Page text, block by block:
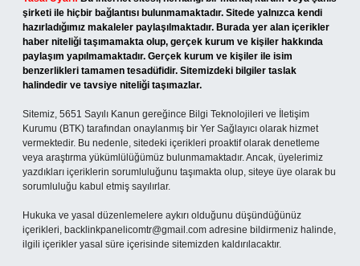
şirketi ile hiçbir bağlantısı bulunmamaktadır. Sitede yalnızca kendi
hazırladığımız makaleler paylaşılmaktadır. Burada yer alan içerikler
haber niteliği taşımamakta olup, gerçek kurum ve kişiler hakkında
paylaşım yapılmamaktadır. Gerçek kurum ve kişiler ile isim
benzerlikleri tamamen tesadüfidir. Sitemizdeki bilgiler taslak
halindedir ve tavsiye niteliği taşımazlar.
Sitemiz, 5651 Sayılı Kanun gereğince Bilgi Teknolojileri ve İletişim
Kurumu (BTK) tarafından onaylanmış bir Yer Sağlayıcı olarak hizmet
vermektedir. Bu nedenle, sitedeki içerikleri proaktif olarak denetleme
veya araştırma yükümlülüğümüz bulunmamaktadır. Ancak, üyelerimiz
yazdıkları içeriklerin sorumluluğunu taşımakta olup, siteye üye olarak bu
sorumluluğu kabul etmiş sayılırlar.
Hukuka ve yasal düzenlemelere aykırı olduğunu düşündüğünüz
içerikleri, backlinkpanelicomtr@gmail.com adresine bildirmeniz halinde,
ilgili içerikler yasal süre içerisinde sitemizden kaldırılacaktır.